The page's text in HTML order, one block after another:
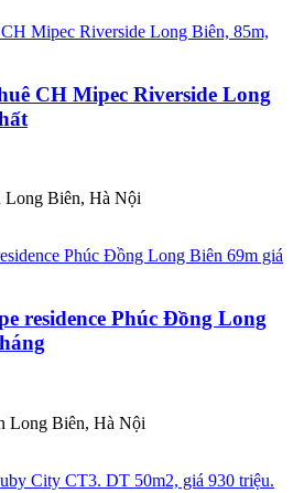
CH Mipec Riverside Long
Long Biên, Hà Nội
residence Phúc Đồng Long
Long Biên, Hà Nội